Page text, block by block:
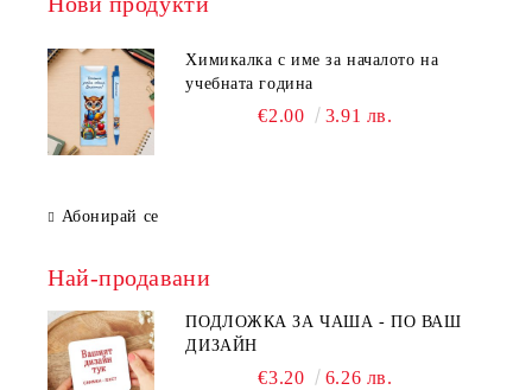
Химикалка с име за началото на
учебната година
€2.00 3.91 лв.
Абонирай се
Най-продавани
ПОДЛОЖКА ЗА ЧАША - ПО ВАШ
ДИЗАЙН
€3.20 6.26 лв.